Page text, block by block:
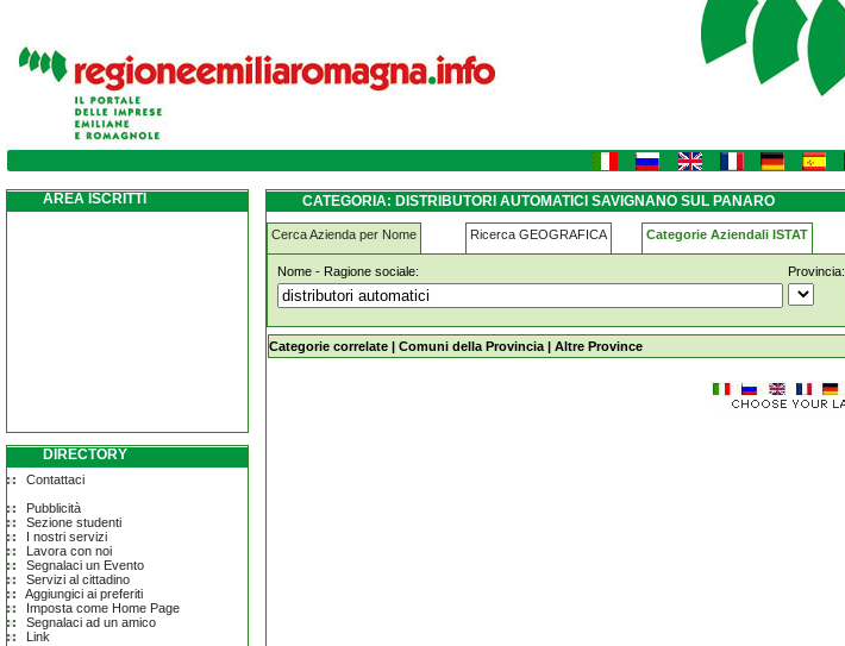
distributori-automatici savignano-sul-panaro
AREA ISCRITTI
DIRECTORY
Contattaci
Pubblicità
Sezione studenti
I nostri servizi
Lavora con noi
Segnalaci un Evento
Servizi al cittadino
Aggiungici ai preferiti
Imposta come Home Page
Segnalaci ad un amico
Link
CATEGORIA: DISTRIBUTORI AUTOMATICI SAVIGNANO SUL PANARO
Cerca Azienda per Nome Ricerca GEOGRAFICA Categorie Aziendali ISTAT
Nome - Ragione sociale: Provincia:
distributori-automatici savignano-sul-panaro
Categorie correlate | Comuni della Provincia | Altre Province